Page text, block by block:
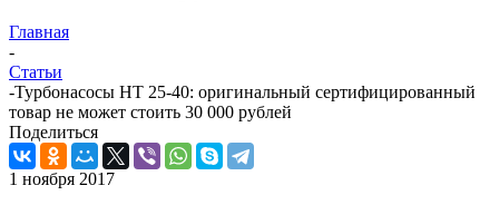
Главная
-
Статьи
-Турбонасосы НТ 25-40: оригинальный сертифицированный
товар не может стоить 30 000 рублей
Поделиться
1 ноября 2017